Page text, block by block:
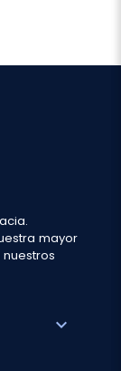
mayor
expand_more